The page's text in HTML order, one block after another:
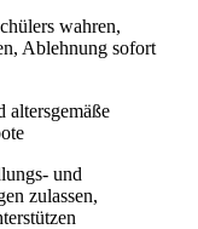
wahren,
Ablehnung sofort
altersgemäße
und
zulassen,